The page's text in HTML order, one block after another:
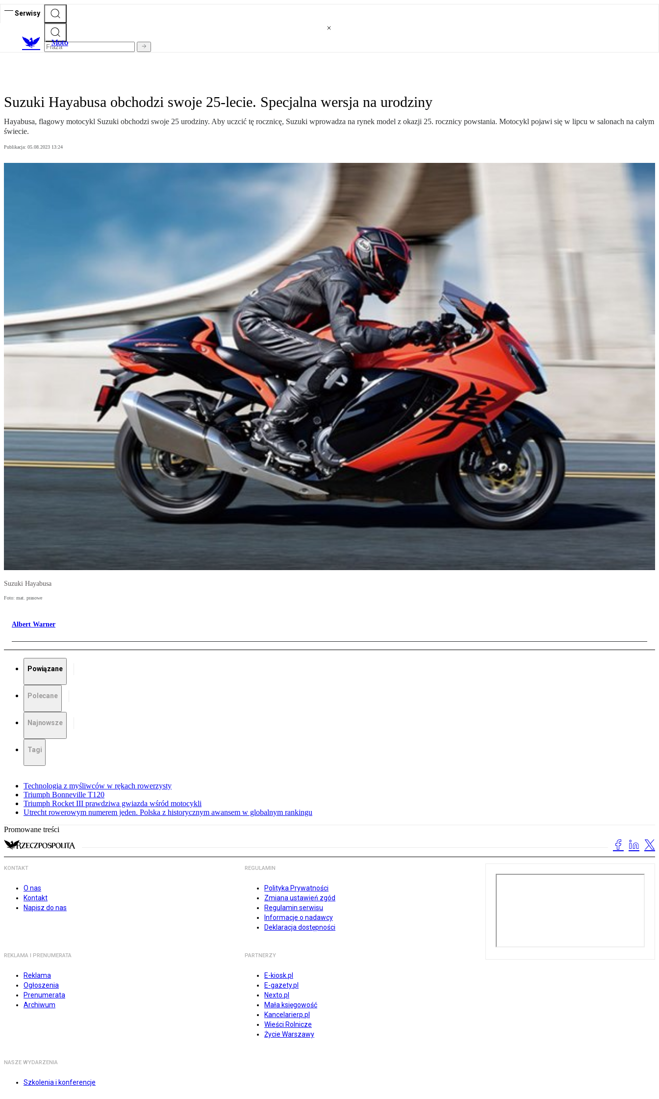
Serwisy
Moto
Suzuki Hayabusa obchodzi swoje 25-lecie. Specjalna wersja na urodziny
Hayabusa, flagowy motocykl Suzuki obchodzi swoje 25 urodziny. Aby uczcić tę rocznicę, Suzuki wprowadza na rynek model z okazji 25. rocznicy powstania. Motocykl pojawi się w lipcu w salonach na całym
świecie.
Publikacja: 05.08.2023 13:24
Suzuki Hayabusa
Foto: mat. prasowe
Albert Warner
Powiązane
Polecane
Najnowsze
Tagi
Technologia z myśliwców w rękach rowerzysty
Triumph Bonneville T120
Triumph Rocket III prawdziwa gwiazda wśród motocykli
Utrecht rowerowym numerem jeden. Polska z historycznym awansem w globalnym rankingu
Promowane treści
KONTAKT
O nas
Kontakt
Napisz do nas
REGULAMIN
Polityka Prywatności
Zmiana ustawień zgód
Regulamin serwisu
Informacje o nadawcy
Deklaracja dostępności
REKLAMA I PRENUMERATA
Reklama
Ogłoszenia
Prenumerata
Archiwum
PARTNERZY
E-kiosk.pl
E-gazety.pl
Nexto.pl
Mała księgowość
Kancelarierp.pl
Wieści Rolnicze
Życie Warszawy
NASZE WYDARZENIA
Szkolenia i konferencje